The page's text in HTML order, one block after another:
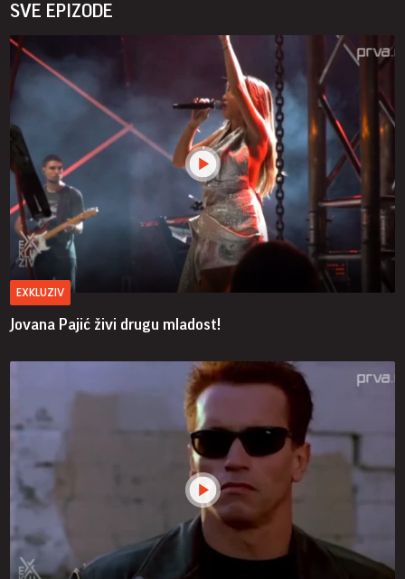
SVE EPIZODE
EXKLUZIV
Jovana Pajić živi drugu mladost!